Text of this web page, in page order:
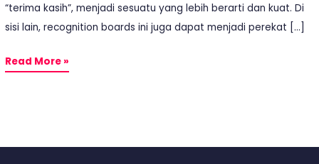
“terima kasih”, menjadi sesuatu yang lebih berarti dan kuat. Di
sisi lain, recognition boards ini juga dapat menjadi perekat […]
Read More »